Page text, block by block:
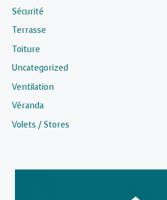
Sécurité
Terrasse
Toiture
Uncategorized
Ventilation
Véranda
Volets / Stores